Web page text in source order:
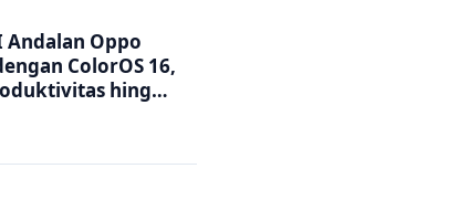
Andalan Oppo
ColorOS 16,
hingga
Praktis